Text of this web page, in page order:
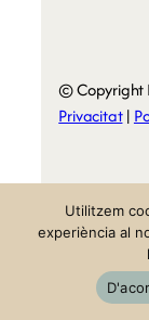
© Copyright
Privacitat|
Utilitzem
experiència al